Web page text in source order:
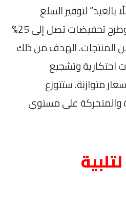
لتوفير السلع
الغذائية بأسعار مناسبة وطرح تخفيضات تصل إلى 25%
المنتجات. الهدف من ذلك
وتشجيع
متوازنة. ستتوزع
والمتحركة على مستوى